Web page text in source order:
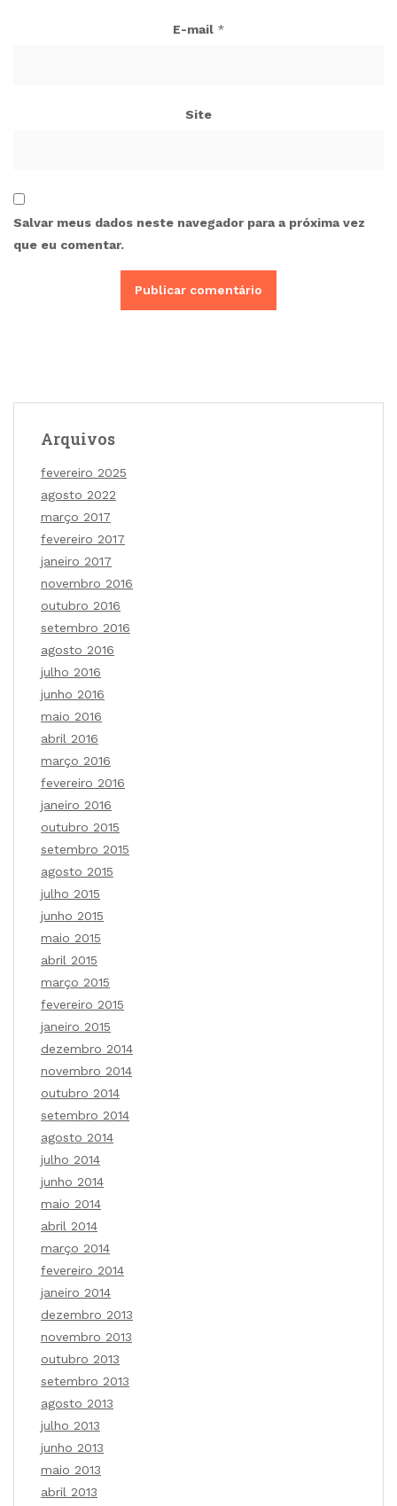
E-mail *
Site
Salvar meus dados neste navegador para a próxima vez
que eu comentar.
Arquivos
fevereiro 2025
agosto 2022
março 2017
fevereiro 2017
janeiro 2017
novembro 2016
outubro 2016
setembro 2016
agosto 2016
julho 2016
junho 2016
maio 2016
abril 2016
março 2016
fevereiro 2016
janeiro 2016
outubro 2015
setembro 2015
agosto 2015
julho 2015
junho 2015
maio 2015
abril 2015
março 2015
fevereiro 2015
janeiro 2015
dezembro 2014
novembro 2014
outubro 2014
setembro 2014
agosto 2014
julho 2014
junho 2014
maio 2014
abril 2014
março 2014
fevereiro 2014
janeiro 2014
dezembro 2013
novembro 2013
outubro 2013
setembro 2013
agosto 2013
julho 2013
junho 2013
maio 2013
abril 2013